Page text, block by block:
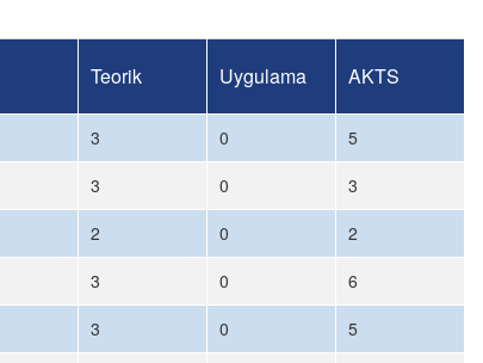
Teorik Uygulama AKTS
3 0
5
3 0
3
2 0
2
3 0
6
3 0
5